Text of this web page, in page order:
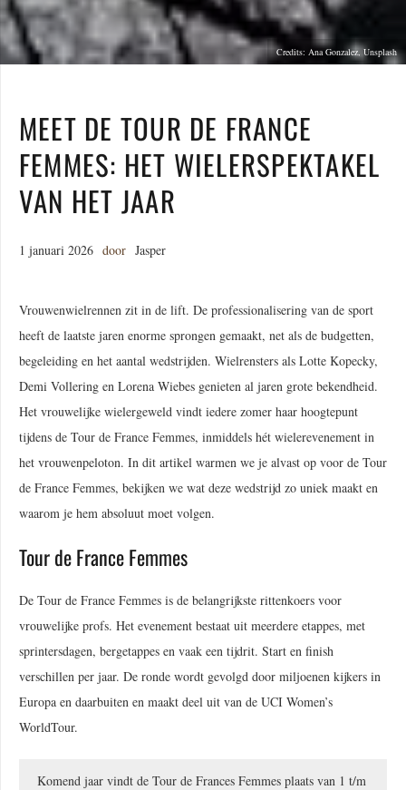
Credits: Ana Gonzalez, Unsplash
MEET DE TOUR DE FRANCE
FEMMES: HET WIELERSPEKTAKEL
VAN HET JAAR
1 januari 2026 door Jasper
Vrouwenwielrennen zit in de lift. De professionalisering van de sport
heeft de laatste jaren enorme sprongen gemaakt, net als de budgetten,
begeleiding en het aantal wedstrijden. Wielrensters als Lotte Kopecky,
Demi Vollering en Lorena Wiebes genieten al jaren grote bekendheid.
Het vrouwelijke wielergeweld vindt iedere zomer haar hoogtepunt
tijdens de Tour de France Femmes, inmiddels hét wielerevenement in
het vrouwenpeloton. In dit artikel warmen we je alvast op voor de Tour
de France Femmes, bekijken we wat deze wedstrijd zo uniek maakt en
waarom je hem absoluut moet volgen.
Tour de France Femmes
De Tour de France Femmes is de belangrijkste rittenkoers voor
vrouwelijke profs. Het evenement bestaat uit meerdere etappes, met
sprintersdagen, bergetappes en vaak een tijdrit. Start en finish
verschillen per jaar. De ronde wordt gevolgd door miljoenen kijkers in
Europa en daarbuiten en maakt deel uit van de UCI Women’s
WorldTour.
Komend jaar vindt de Tour de Frances Femmes plaats van 1 t/m